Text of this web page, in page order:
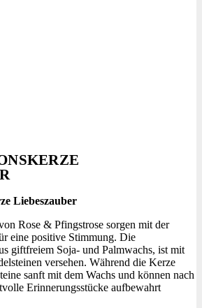
Liebeszauber
Rose & Pfingstrose sorgen mit der
eine positive Stimmung. Die
giftfreiem Soja- und Palmwachs, ist mit
versehen. Während die Kerze
sanft mit dem Wachs und können nach
Erinnerungsstücke aufbewahrt